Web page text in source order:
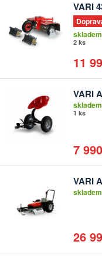
VARI
skladem
2 ks
11
VARI
skladem
1 ks
7
VARI
26